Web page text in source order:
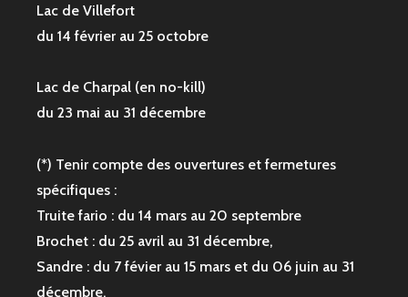
Lac de Villefort
du 14 février au 25 octobre
Lac de Charpal (en no-kill)
du 23 mai au 31 décembre
(*) Tenir compte des ouvertures et fermetures
spécifiques :
Truite fario : du 14 mars au 20 septembre
Brochet : du 25 avril au 31 décembre,
Sandre : du 7 févier au 15 mars et du 06 juin au 31
décembre,